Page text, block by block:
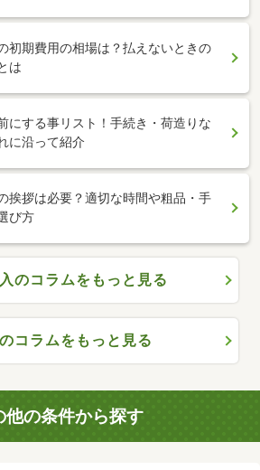
初期費用の相場は？払えないときの
は
にする事リスト！手続き・荷造りな
に沿って紹介
挨拶は必要？適切な時間や粗品・手
び方
のコラムをもっと見る
コラムをもっと見る
他の条件から探す